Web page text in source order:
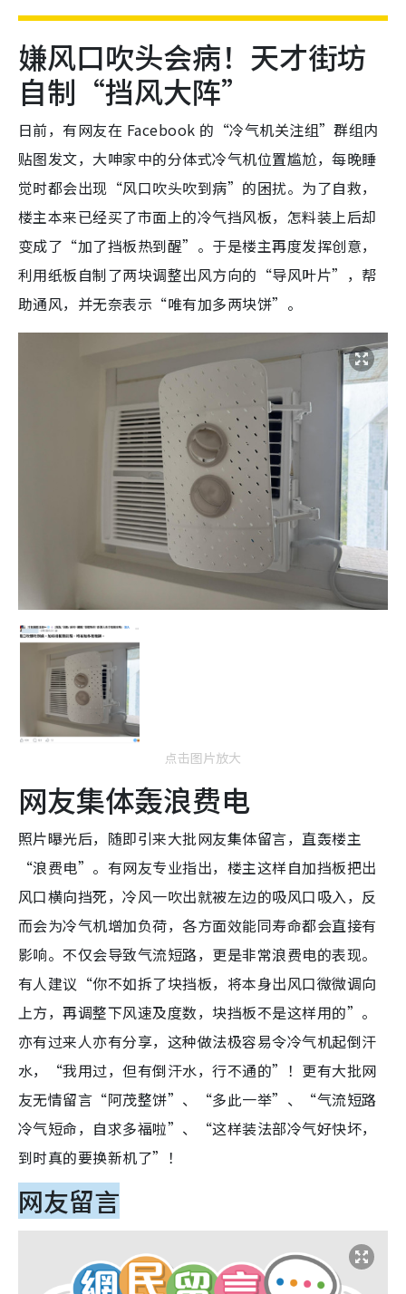
嫌风口吹头会病！天才街坊
自制“挡风大阵”
日前，有网友在 Facebook 的“冷气机关注组”群组内
贴图发文，大呻家中的分体式冷气机位置尴尬，每晚睡
觉时都会出现“风口吹头吹到病”的困扰。为了自救，
楼主本来已经买了市面上的冷气挡风板，怎料装上后却
变成了“加了挡板热到醒”。于是楼主再度发挥创意，
利用纸板自制了两块调整出风方向的“导风叶片”，帮
助通风，并无奈表示“唯有加多两块饼”。
点击图片放大
网友集体轰浪费电
照片曝光后，随即引来大批网友集体留言，直轰楼主
“浪费电”。有网友专业指出，楼主这样自加挡板把出
风口横向挡死，冷风一吹出就被左边的吸风口吸入，反
而会为冷气机增加负荷，各方面效能同寿命都会直接有
影响。不仅会导致气流短路，更是非常浪费电的表现。
有人建议“你不如拆了块挡板，将本身出风口微微调向
上方，再调整下风速及度数，块挡板不是这样用的”。
亦有过来人亦有分享，这种做法极容易令冷气机起倒汗
水，“我用过，但有倒汗水，行不通的”！更有大批网
友无情留言“阿茂整饼”、“多此一举”、“气流短路
冷气短命，自求多福啦”、“这样装法部冷气好快坏，
到时真的要换新机了”！
网友留言